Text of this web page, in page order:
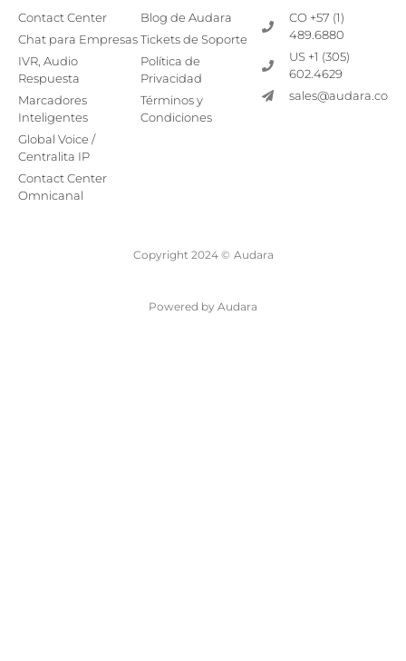
Contact Center
Chat para Empresas
IVR, Audio
Respuesta
Marcadores
Inteligentes
Global Voice /
Centralita IP
Contact Center
Omnicanal
Blog de Audara
Tickets de Soporte
Política de
Privacidad
Términos y
Condiciones
CO +57 (1)
489.6880
US +1 (305)
602.4629
sales@audara.co
Copyright 2024 © Audara
Powered by Audara